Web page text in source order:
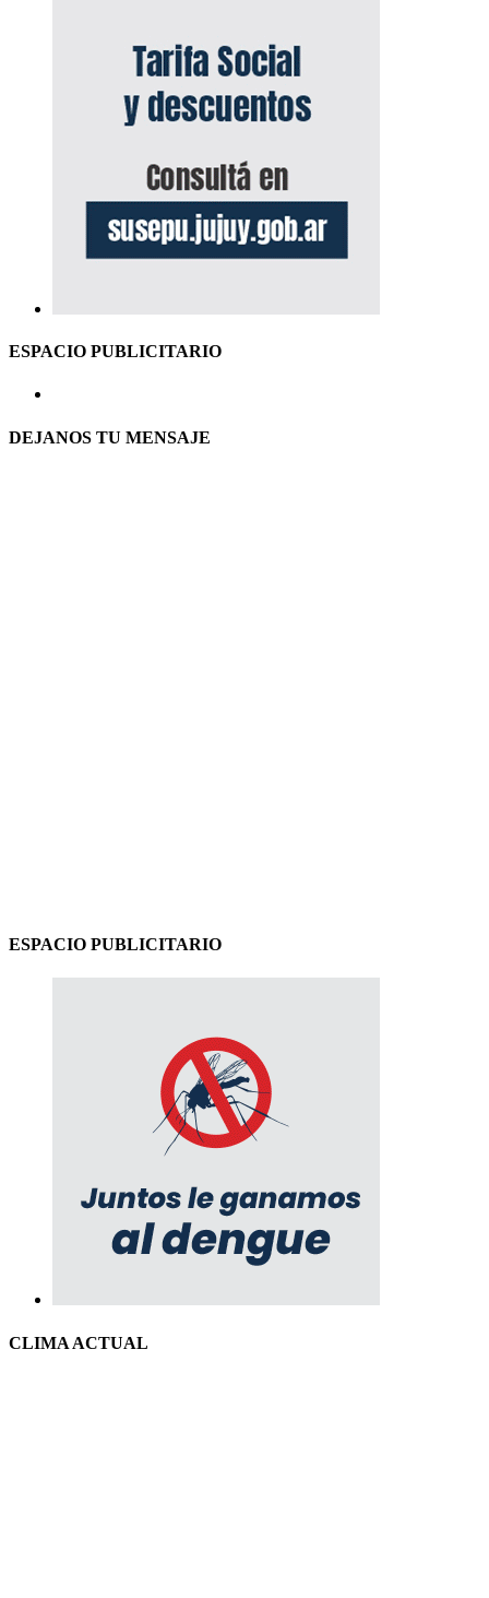
ESPACIO PUBLICITARIO
DEJANOS TU MENSAJE
ESPACIO PUBLICITARIO
CLIMA ACTUAL